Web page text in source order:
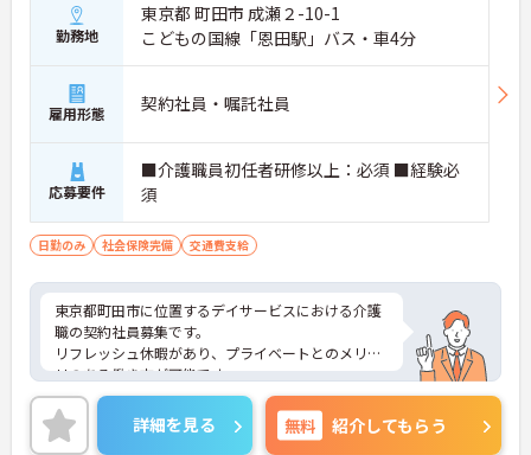
勤務地
東京都 町田市 成瀬２-10-1
こどもの国線「恩田駅」バス・車4分
雇用形態 契約社員・嘱託社員
応募要件
■介護職員初任者研修以上：必須 ■経験必
須
日勤のみ 社会保険完備 交通費支給
東京都町田市に位置するデイサービスにおける介護
職の契約社員募集です。
リフレッシュ休暇があり、プライベートとのメリハ
リのある働き方が可能です。
また研修制度や正社員登用制度もあり働きながらス
キルアップが目指せる環境です。
ご興味のある方には、面接対策ポイントなど、さら
詳細を見る 無料 紹介してもらう